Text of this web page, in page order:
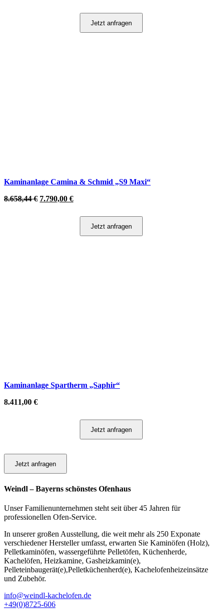
Jetzt anfragen
Kaminanlage Camina & Schmid „S9 Maxi“
8.658,44€ 7.790,00 €
Jetzt anfragen
Kaminanlage Spartherm „Saphir“
8.411,00 €
Jetzt anfragen
Jetzt anfragen
Weindl – Bayerns schönstes Ofenhaus
Unser Familienunternehmen steht seit über 45 Jahren für
professionellen Ofen-Service.
In unserer großen Ausstellung, die weit mehr als 250 Exponate
verschiedener Hersteller umfasst, erwarten Sie Kaminöfen (Holz),
Pelletkaminöfen, wassergeführte Pelletöfen, Küchenherde,
Kachelöfen, Heizkamine, Gasheizkamin(e),
Pelleteinbaugerät(e),Pelletküchenherd(e), Kachelofenheizeinsätze
und Zubehör.
info@weindl-kachelofen.de
+49(0)8725-606